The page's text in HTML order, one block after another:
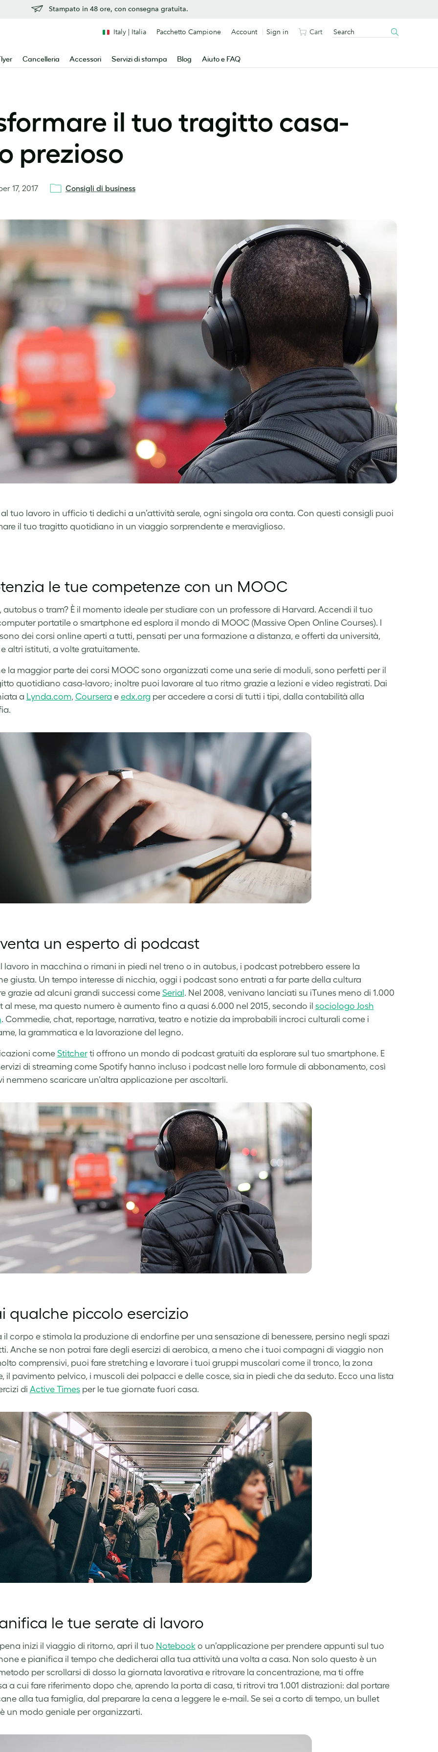
Stampato in 48 ore, con consegna gratuita.
Cancelleria Accessori Servizi di stampa Blog Aiuto e FAQ
Italy | Italia Pacchetto Campione Account Sign in Cart
il tuo tragitto casa-
prezioso
17, 2017 Consigli di business
al tuo lavoro in ufficio ti dedichi a un’attività serale, ogni singola ora conta. Con questi consigli puoi
il tuo tragitto quotidiano in un viaggio sorprendente e meraviglioso.
le tue competenze con un MOOC
autobus o tram? È il momento ideale per studiare con un professore di Harvard. Accendi il tuo
portatile o smartphone ed esplora il mondo di MOOC (Massive Open Online Courses). I
dei corsi online aperti a tutti, pensati per una formazione a distanza, e offerti da università,
altri istituti, a volte gratuitamente.
la maggior parte dei corsi MOOC sono organizzati come una serie di moduli, sono perfetti per il
quotidiano casa-lavoro; inoltre puoi lavorare al tuo ritmo grazie a lezioni e video registrati. Dai
a Lynda.com, Coursera e edx.org per accedere a corsi di tutti i tipi, dalla contabilità alla
un esperto di podcast
lavoro in macchina o rimani in piedi nel treno o in autobus, i podcast potrebbero essere la
giusta. Un tempo interesse di nicchia, oggi i podcast sono entrati a far parte della cultura
grazie ad alcuni grandi successi come Serial . Nel 2008, venivano lanciati su iTunes meno di 1.000
al mese, ma questo numero è aumento fino a quasi 6.000 nel 2015, secondo il sociologo Josh
. Commedie, chat, reportage, narrativa, teatro e notizie da improbabili incroci culturali come i
la grammatica e la lavorazione del legno.
come Stitcherti offrono un mondo di podcast gratuiti da esplorare sul tuo smartphone. E
di streaming come Spotify hanno incluso i podcast nelle loro formule di abbonamento, così
nemmeno scaricare un’altra applicazione per ascoltarli.
qualche piccolo esercizio
il corpo e stimola la produzione di endorfine per una sensazione di benessere, persino negli spazi
Anche se non potrai fare degli esercizi di aerobica, a meno che i tuoi compagni di viaggio non
comprensivi, puoi fare stretching e lavorare i tuoi gruppi muscolari come il tronco, la zona
il pavimento pelvico, i muscoli dei polpacci e delle cosce, sia in piedi che da seduto. Ecco una lista
di Active Timesper le tue giornate fuori casa.
le tue serate di lavoro
inizi il viaggio di ritorno, apri il tuo Notebook o un’applicazione per prendere appunti sul tuo
e pianifica il tempo che dedicherai alla tua attività una volta a casa. Non solo questo è un
per scrollarsi di dosso la giornata lavorativa e ritrovare la concentrazione, ma ti offre
a cui fare riferimento dopo che, aprendo la porta di casa, ti ritrovi tra 1.001 distrazioni: dal portare
alla tua famiglia, dal preparare la cena a leggere le e-mail. Se sei a corto di tempo, un bullet
è un modo geniale per organizzarti.